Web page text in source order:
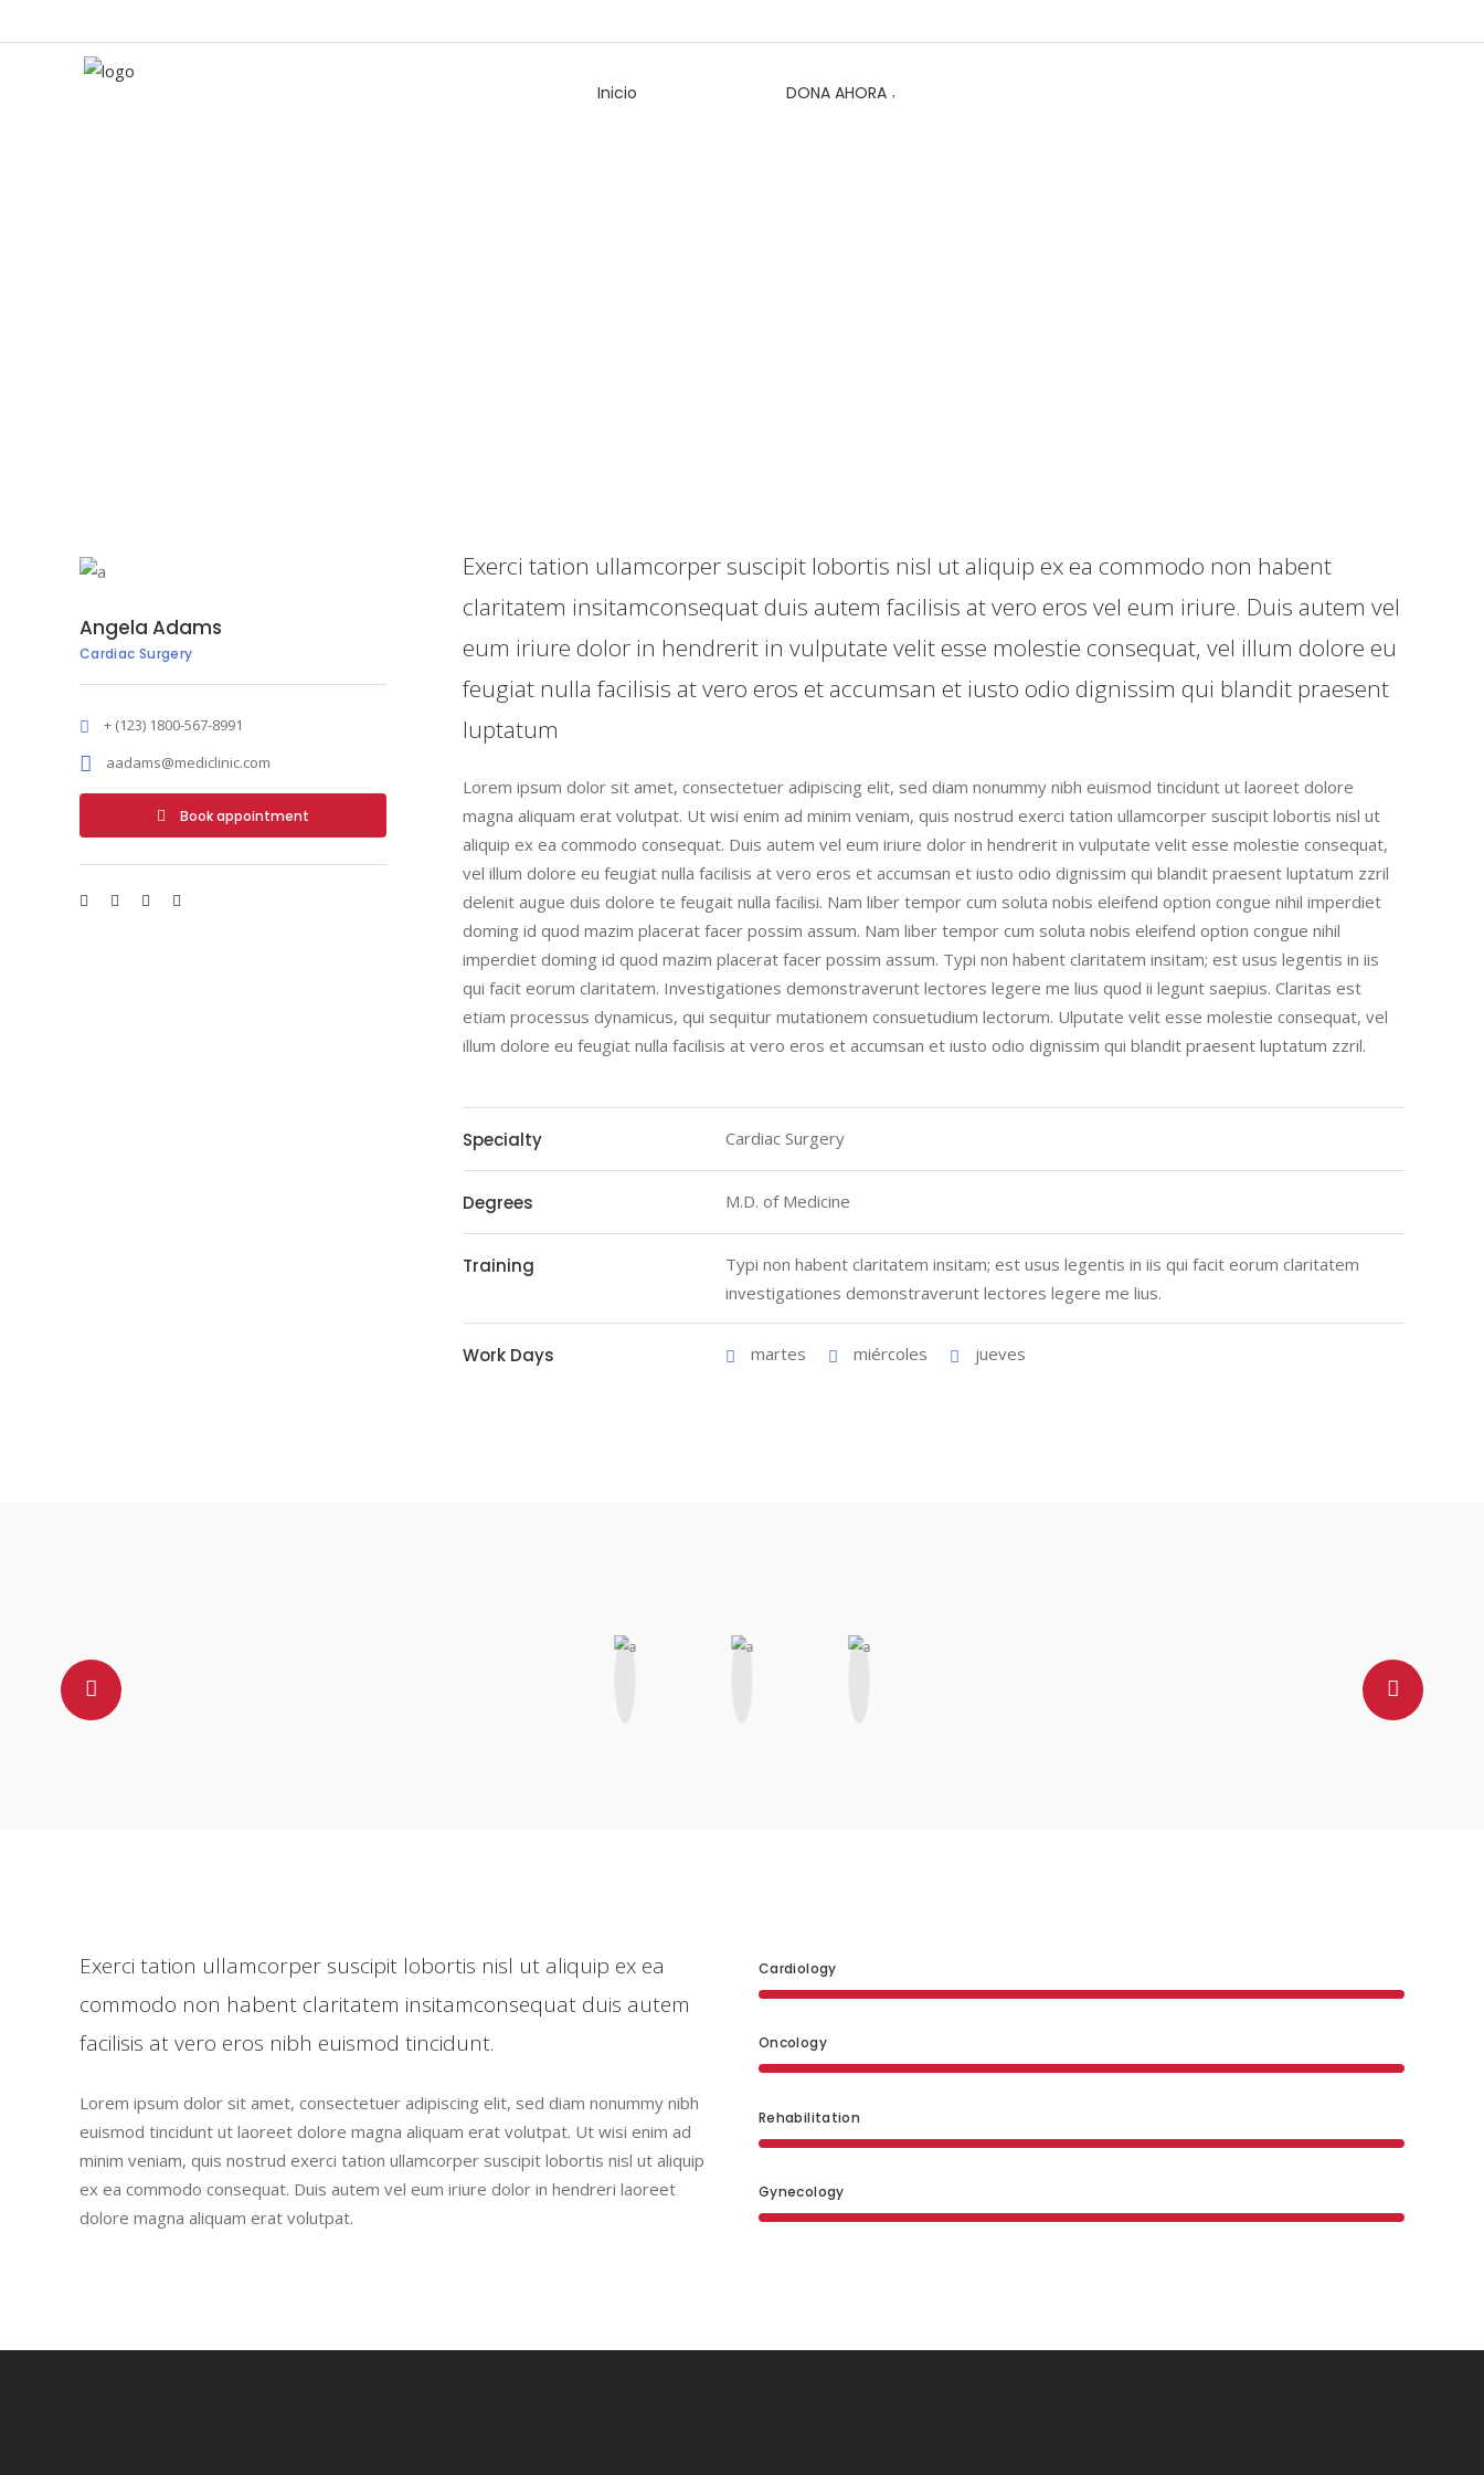
Inicio DONA AHORA
Angela Adams
Cardiac Surgery
+ (123) 1800-567-8991
aadams@mediclinic.com
Book appointment
Exerci tation ullamcorper suscipit lobortis nisl ut aliquip ex ea commodo non habent
claritatem insitamconsequat duis autem facilisis at vero eros vel eum iriure. Duis autem vel
eum iriure dolor in hendrerit in vulputate velit esse molestie consequat, vel illum dolore eu
feugiat nulla facilisis at vero eros et accumsan et iusto odio dignissim qui blandit praesent
luptatum
Lorem ipsum dolor sit amet, consectetuer adipiscing elit, sed diam nonummy nibh euismod tincidunt ut laoreet dolore
magna aliquam erat volutpat. Ut wisi enim ad minim veniam, quis nostrud exerci tation ullamcorper suscipit lobortis nisl ut
aliquip ex ea commodo consequat. Duis autem vel eum iriure dolor in hendrerit in vulputate velit esse molestie consequat,
vel illum dolore eu feugiat nulla facilisis at vero eros et accumsan et iusto odio dignissim qui blandit praesent luptatum zzril
delenit augue duis dolore te feugait nulla facilisi. Nam liber tempor cum soluta nobis eleifend option congue nihil imperdiet
doming id quod mazim placerat facer possim assum. Nam liber tempor cum soluta nobis eleifend option congue nihil
imperdiet doming id quod mazim placerat facer possim assum. Typi non habent claritatem insitam; est usus legentis in iis
qui facit eorum claritatem. Investigationes demonstraverunt lectores legere me lius quod ii legunt saepius. Claritas est
etiam processus dynamicus, qui sequitur mutationem consuetudium lectorum. Ulputate velit esse molestie consequat, vel
illum dolore eu feugiat nulla facilisis at vero eros et accumsan et iusto odio dignissim qui blandit praesent luptatum zzril.
Specialty Cardiac Surgery
Degrees M.D. of Medicine
Training
Typi non habent claritatem insitam; est usus legentis in iis qui facit eorum claritatem
investigationes demonstraverunt lectores legere me lius.
Work Days martes miércoles jueves
Exerci tation ullamcorper suscipit lobortis nisl ut aliquip ex ea
commodo non habent claritatem insitamconsequat duis autem
facilisis at vero eros nibh euismod tincidunt.
Lorem ipsum dolor sit amet, consectetuer adipiscing elit, sed diam nonummy nibh
euismod tincidunt ut laoreet dolore magna aliquam erat volutpat. Ut wisi enim ad
minim veniam, quis nostrud exerci tation ullamcorper suscipit lobortis nisl ut aliquip
ex ea commodo consequat. Duis autem vel eum iriure dolor in hendreri laoreet
dolore magna aliquam erat volutpat.
Cardiology
Oncology
Rehabilitation
Gynecology